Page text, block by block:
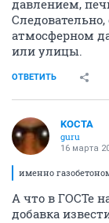
давлением,
атмосферном
или улицы.
ОТВЕТИТЬ
KOCTA
guru
16 марта
именно
А что в ГОСТе
добавка